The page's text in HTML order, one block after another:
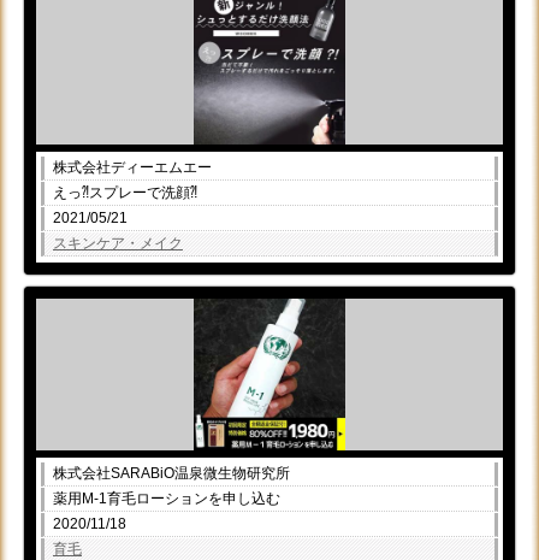
株式会社ディーエムエー
えっ⁈スプレーで洗顔⁈
2021/05/21
スキンケア・メイク
株式会社SARABiO温泉微生物研究所
薬用M-1育毛ローションを申し込む
2020/11/18
育毛